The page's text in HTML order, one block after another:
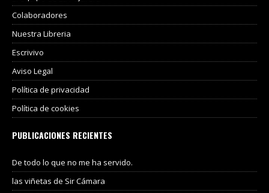
Colaboradores
Nuestra Libreria
Escrivivo
Aviso Legal
Política de privacidad
Política de cookies
PUBLICACIONES RECIENTES
De todo lo que no me ha servido.
las viñetas de Sir Cámara